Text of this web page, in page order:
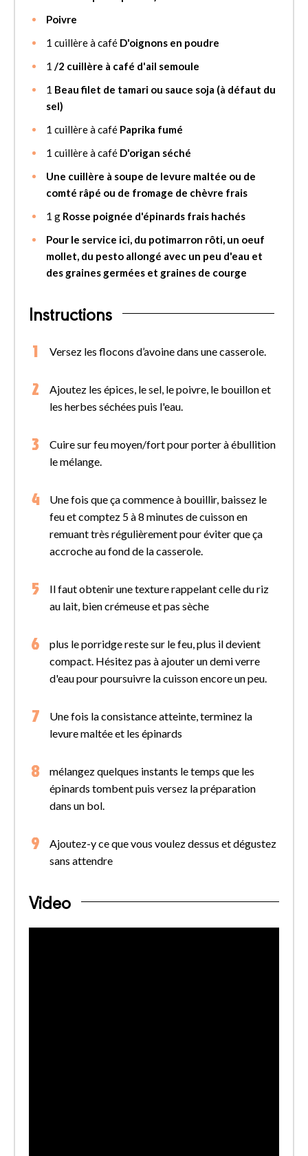
Poivre
1 cuillère à café D'oignons en poudre
1 /2 cuillère à café d'ail semoule
1 Beau filet de tamari ou sauce soja (à défaut du
sel)
1 cuillère à café Paprika fumé
1 cuillère à café D'origan séché
Une cuillère à soupe de levure maltée ou de
comté râpé ou de fromage de chèvre frais
1 g Rosse poignée d'épinards frais hachés
Pour le service ici, du potimarron rôti, un oeuf
mollet, du pesto allongé avec un peu d'eau et
des graines germées et graines de courge
Instructions
Versez les flocons d’avoine dans une casserole.
Ajoutez les épices, le sel, le poivre, le bouillon et
les herbes séchées puis l'eau.
Cuire sur feu moyen/fort pour porter à ébullition
le mélange.
Une fois que ça commence à bouillir, baissez le
feu et comptez 5 à 8 minutes de cuisson en
remuant très régulièrement pour éviter que ça
accroche au fond de la casserole.
Il faut obtenir une texture rappelant celle du riz
au lait, bien crémeuse et pas sèche
plus le porridge reste sur le feu, plus il devient
compact. Hésitez pas à ajouter un demi verre
d'eau pour poursuivre la cuisson encore un peu.
Une fois la consistance atteinte, terminez la
levure maltée et les épinards
mélangez quelques instants le temps que les
épinards tombent puis versez la préparation
dans un bol.
Ajoutez-y ce que vous voulez dessus et dégustez
sans attendre
Video